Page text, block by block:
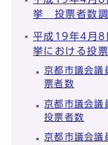
挙 投票者数調
平成19年4月8
挙における投
京都市議会議
票者数
京都市議会議
投票者数
京都市議会議